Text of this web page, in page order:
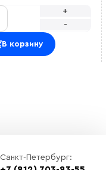
-
+
В корзину
Санкт-Петербург: